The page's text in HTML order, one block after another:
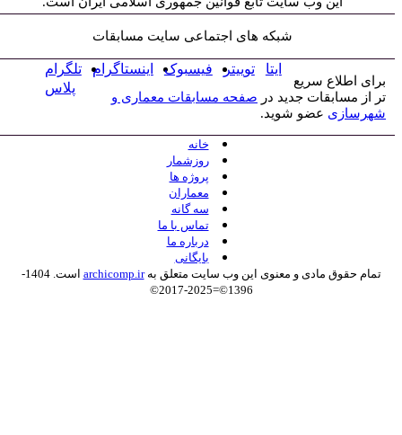
شبکه های اجتماعی سایت مسابقات
تلگرام اینستاگرام فیسبوک توییتر
ایتا
پلاس
برای اطلاع سریع
تر از مسابقات جدید درصفحه مسابقات معماری و
شهرسازی عضو شوید.
خانه
روزشمار
پروژه ها
معماران
سه گانه
تماس با ما
درباره ما
بایگانی
تمام حقوق مادی و معنوی این وب سایت متعلق بهarchicomp.ir
است. 1404-
1396©=2025-2017©